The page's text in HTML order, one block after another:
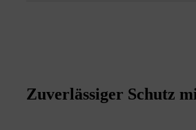
Zuverlässiger Schutz